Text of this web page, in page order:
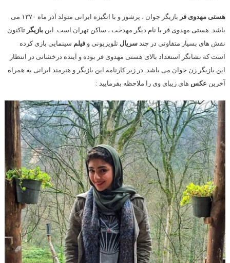
هستی مهدوی فر
بازیگر جوان ، پرشور و با انگیزه ایرانی متولد آذر ماه ۱۳۷۰ می
باشد. هستی مهدوی فر با نام دیگر مهدخت ، ساکن تهران است. این بازیگر تاکنون
نقش های بسیار متفاوتی در چندسریال تلویزیونی و فیلم سینمایی بازی کرده
است که نشانگر استعداد بالای هستی مهدوی فر بوده و آینده درخشانی در انتظار
این بازیگر زن جوان می باشد. در زیر کارنامه این بازیگر و هنرمند ایرانی به همراه
آخرین عکسهای زیبای وی را ملاحظه بفرمایید :